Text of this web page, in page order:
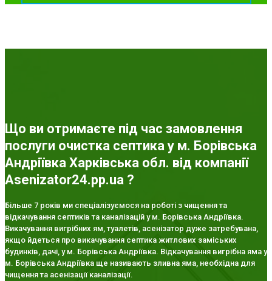
Що ви отримаєте під час замовлення
послуги очистка септика у м. Борівська
Андріївка Харківська обл. від компанії
Asenizator24.pp.ua ?
Більше 7 років ми спеціалізуємося на роботі з чищення та
відкачування септиків та каналізацій у м. Борівська Андріївка.
Викачування вигрібних ям, туалетів, асенізатор дуже затребувана,
якщо йдеться про викачування септика житлових заміських
будинків, дачі, у м. Борівська Андріївка. Відкачування вигрібна яма у
м. Борівська Андріївка ще називають зливна яма, необхідна для
чищення та асенізації каналізації.